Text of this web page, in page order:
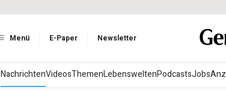
Menü E-Paper Newsletter
NachrichtenVideosThemenLebensweltenPodcastsJobs